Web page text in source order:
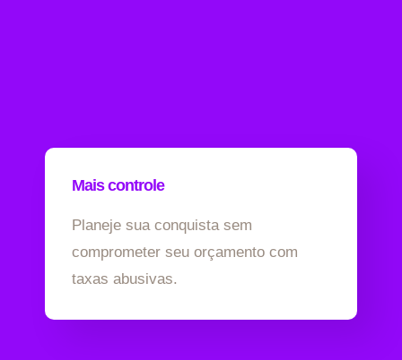
Mais controle
Planeje sua conquista sem
comprometer seu orçamento com
taxas abusivas.